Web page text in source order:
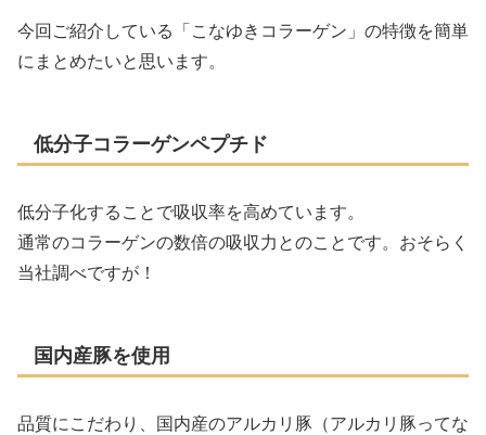
今回ご紹介している「こなゆきコラーゲン」の特徴を簡単
にまとめたいと思います。
低分子コラーゲンペプチド
低分子化することで吸収率を高めています。
通常のコラーゲンの数倍の吸収力とのことです。おそらく
当社調べですが！
国内産豚を使用
品質にこだわり、国内産のアルカリ豚（アルカリ豚ってな